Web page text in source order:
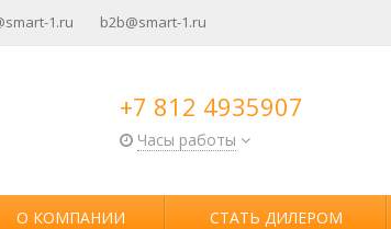
1.ru b2b@smart-1.ru
+7 812 4935907
Часы работы
О КОМПАНИИ СТАТЬ ДИЛЕРОМ